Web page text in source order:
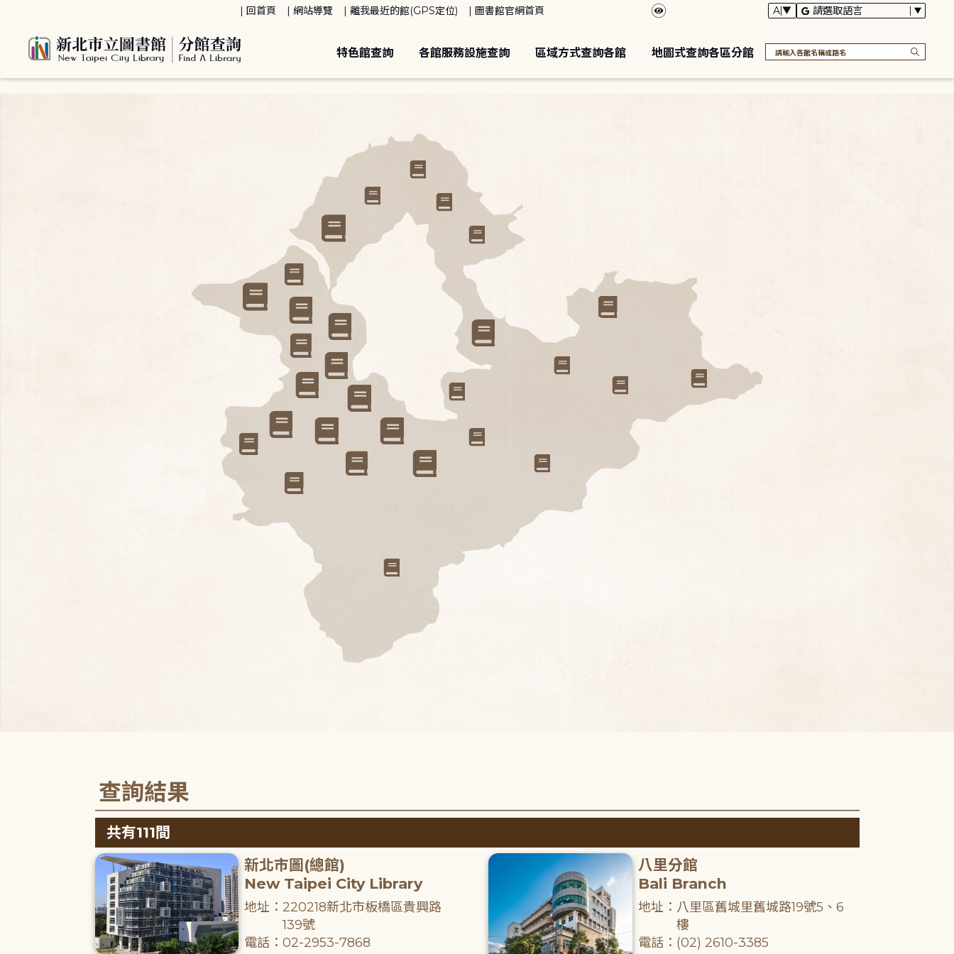
回首頁 網站導覽 離我最近的館(GPS定位) 圖書館官網首頁
特色館查詢 各館服務設施查詢 區域方式查詢各館 地圖式查詢各區分館
查詢結果
共有111間
新北市圖(總館)
New Taipei City Library
地址：220218新北市板橋區貴興路
139號
電話：02-2953-7868
八里分館
Bali Branch
地址：八里區舊城里舊城路19號5、6
樓
電話：(02) 2610-3385